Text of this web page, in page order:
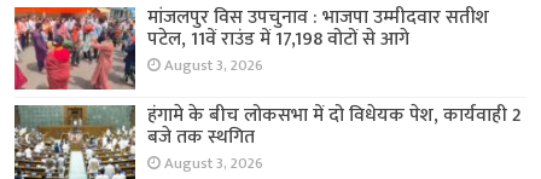
मांजलपुर विस उपचुनाव : भाजपा उम्मीदवार सतीश
पटेल, 11वें राउंड में 17,198 वोटों से आगे
August 3, 2026
हंगामे के बीच लोकसभा में दो विधेयक पेश, कार्यवाही 2
बजे तक स्थगित
August 3, 2026